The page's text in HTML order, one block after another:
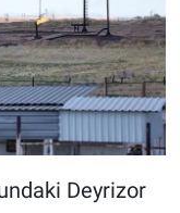
Deyrizor